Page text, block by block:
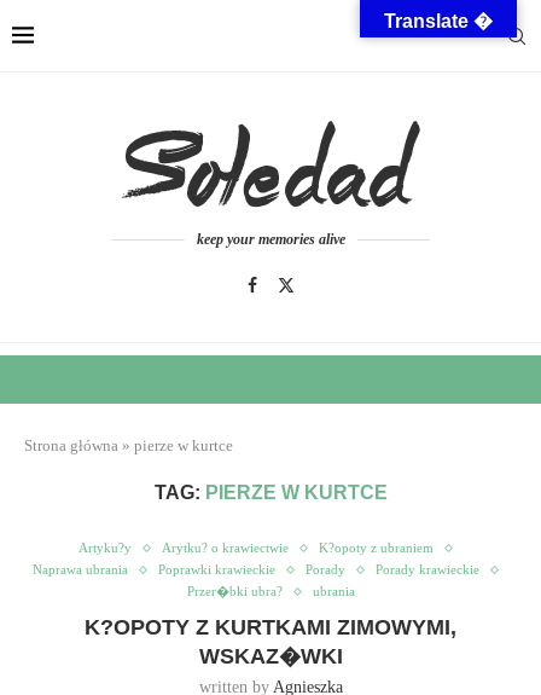
keep your memories alive
Strona główna » pierze w kurtce
TAG: PIERZE W KURTCE
Artyku?y Arytku? o krawiectwie
K?opoty z ubraniem
Naprawa ubrania
Poprawki krawieckie Porady
Porady krawieckie
Przer�bki ubra?
ubrania
K?OPOTY Z KURTKAMI ZIMOWYMI,
WSKAZ�WKI
written by Agnieszka
Translate �